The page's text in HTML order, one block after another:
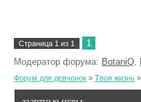
Страница 1 из 1
1
Модератор форума: BotaniQ,
Форум для девчонок » Твоя жизнь »